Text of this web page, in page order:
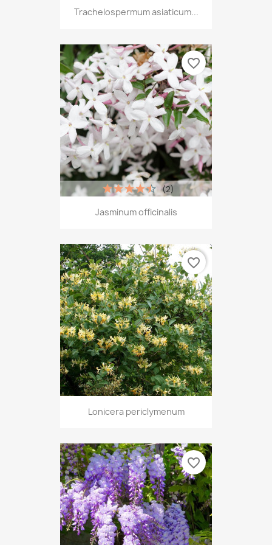
Trachelospermum asiaticum...
Jasminum officinalis
(2)
favorite_border
Lonicera periclymenum
favorite_border
favorite_border